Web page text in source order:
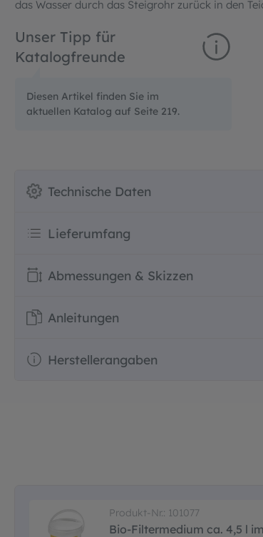
das Wasser durch das Steigrohr zurück in den
Unser Tipp für
Katalogfreunde
Diesen Artikel finden Sie im
aktuellen Katalog auf Seite 219.
Technische Daten
Lieferumfang
Abmessungen & Skizzen
Anleitungen
Herstellerangaben
Produkt-Nr.: 101077
Bio-Filtermedium ca. 4,5 l